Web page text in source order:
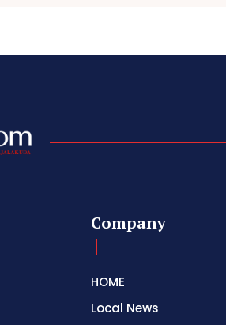
Company
HOME
Local News